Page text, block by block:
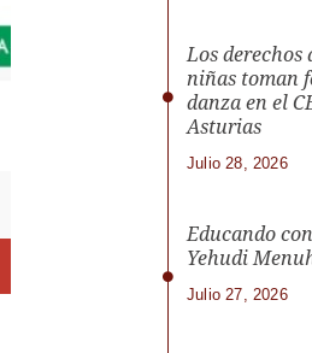
Los derechos
niñas toman
danza en el
Asturias
Julio 28, 2026
Educando
Yehudi
Julio 27, 2026